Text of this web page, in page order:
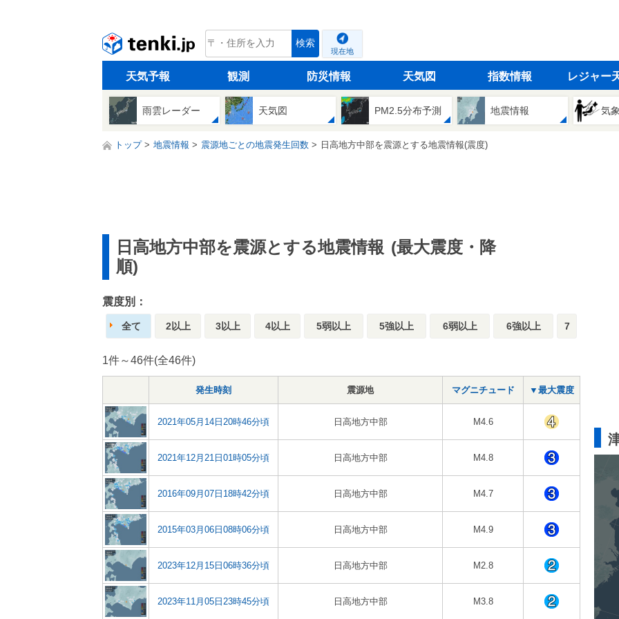
tenki.jp 検索
現在地
天気予報 観測 防災情報 天気図 指数情報 レジャー
雨雲レーダー 天気図 PM2.5分布予測 地震情報 気
トップ 地震情報 震源地ごとの地震発生回数 日高地方中部を震源とする地震情報(震度)
日高地方中部を震源とする地震情報 (最大震度・降
順)
震度別：
全て 2以上 3以上 4以上 5弱以上 5強以上 6弱以上 6強以上 7
1件～46件(全46件)
発生時刻 震源地 マグニチュード ▼最大震度
2021年05月14日20時46分頃 日高地方中部 M4.6
2021年12月21日01時05分頃 日高地方中部 M4.8
2016年09月07日18時42分頃 日高地方中部 M4.7
2015年03月06日08時06分頃 日高地方中部 M4.9
2023年12月15日06時36分頃 日高地方中部 M2.8
2023年11月05日23時45分頃 日高地方中部 M3.8